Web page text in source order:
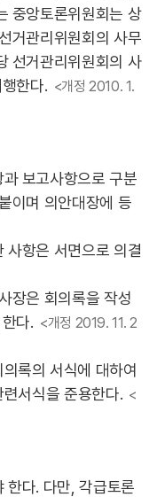
중앙토론위원회는 상
거관리위원회의 사무
선거관리위원회의 사
한다. <개정 2010. 1.
보고사항으로 구분
이며 의안대장에 등
항은 서면으로 의결
장은 회의록을 작성
다. <개정 2019. 11. 2
록의 서식에 대하여
련서식을 준용한다. <
한다. 다만, 각급토론